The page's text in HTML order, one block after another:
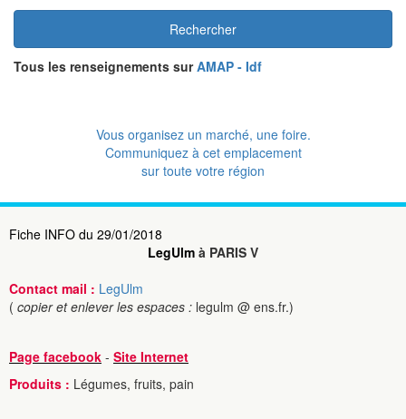
Rechercher
Tous les renseignements surAMAP - Idf
Vous organisez un marché, une foire.
Communiquez à cet emplacement
sur toute votre région
Fiche INFO du 29/01/2018
LegUlm à PARIS V
Contact mail : LegUlm
( copier et enlever les espaces : legulm @ ens.fr.)
Page facebook - Site Internet
Produits : Légumes, fruits, pain